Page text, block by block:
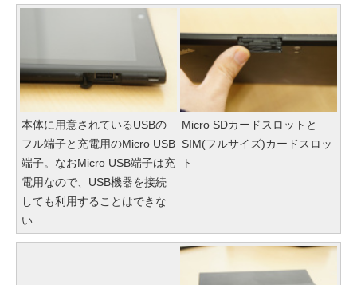
本体に用意されているUSBの
フル端子と充電用のMicro USB
端子。なおMicro USB端子は充
電用なので、USB機器を接続
しても利用することはできな
い
Micro SDカードスロットと
SIM(フルサイズ)カードスロッ
ト